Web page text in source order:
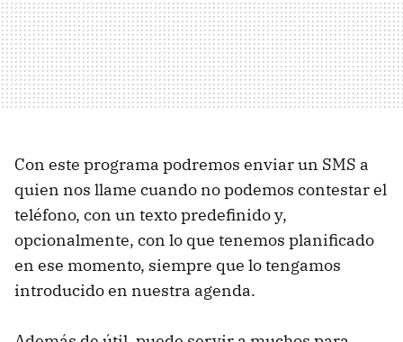
Con este programa podremos enviar un SMS a
quien nos llame cuando no podemos contestar el
teléfono, con un texto predefinido y,
opcionalmente, con lo que tenemos planificado
en ese momento, siempre que lo tengamos
introducido en nuestra agenda.